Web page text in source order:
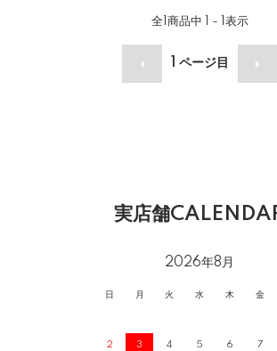
全1 商品中 1 - 1 表示
ページ目
実店舗
2026年8月
日 月 火 水 木 金
2 3 4 5 6 7